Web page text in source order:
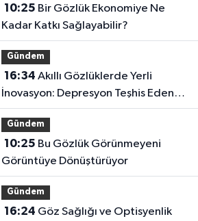
10:25
Kadar Katkı Sağlayabilir?
Gündem
16:34
İnovasyon: Depresyon Teşhis Eden
Gözlüğe Türkpatent Onayı
Gündem
10:25
Görüntüye Dönüştürüyor
Gündem
16:24